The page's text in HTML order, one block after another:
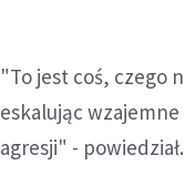
"To jest coś, czego
eskalując
agresji" - powiedział.